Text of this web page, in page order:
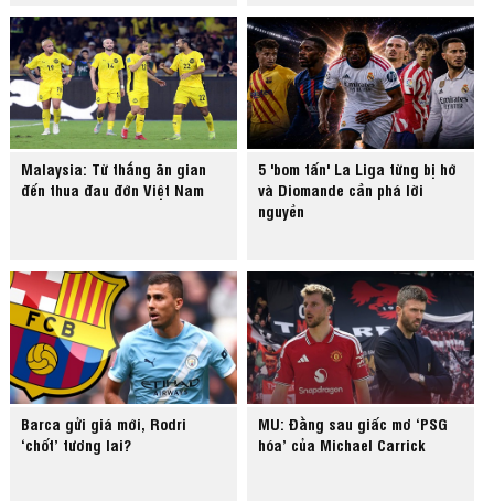
Malaysia: Từ thắng ăn gian
đến thua đau đớn Việt Nam
5 'bom tấn' La Liga từng bị hớ
và Diomande cần phá lời
nguyền
Barca gửi giá mới, Rodri
‘chốt’ tương lai?
MU: Đằng sau giấc mơ ‘PSG
hóa’ của Michael Carrick